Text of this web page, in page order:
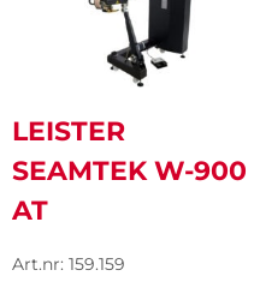
LEISTER
SEAMTEK W-900
AT
Art.nr: 159.159